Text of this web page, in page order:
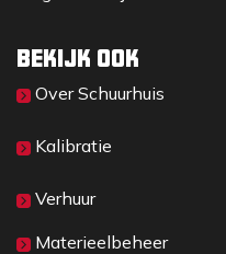
Bekijk ook
Over Sc​huurhuis
Kalibratie
Verhuur
Materieelbeheer